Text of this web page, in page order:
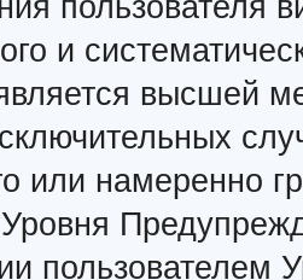
пользователя
и
высшей
или намеренно
пользователем